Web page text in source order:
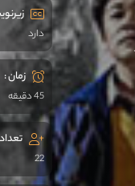
دارد
زمان :
45 دقیقه
22